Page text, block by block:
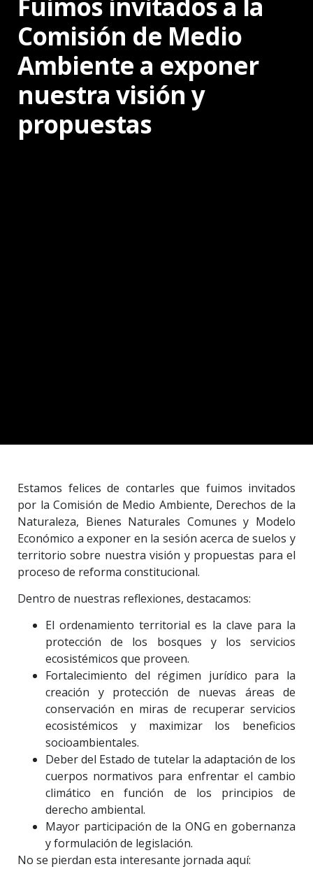
Comisión de Medio
Ambiente a exponer
nuestra visión y
propuestas
Estamos felices de contarles que fuimos invitados
por la Comisión de Medio Ambiente, Derechos de la
Naturaleza, Bienes Naturales Comunes y Modelo
Económico a exponer en la sesión acerca de suelos y
territorio sobre nuestra visión y propuestas para el
proceso de reforma constitucional.
Dentro de nuestras reflexiones, destacamos:
El ordenamiento territorial es la clave para la
protección de los bosques y los servicios
ecosistémicos que proveen.
Fortalecimiento del régimen jurídico para la
creación y protección de nuevas áreas de
conservación en miras de recuperar servicios
ecosistémicos y maximizar los beneficios
socioambientales.
Deber del Estado de tutelar la adaptación de los
cuerpos normativos para enfrentar el cambio
climático en función de los principios de
derecho ambiental.
Mayor participación de la ONG en gobernanza
y formulación de legislación.
No se pierdan esta interesante jornada aquí: